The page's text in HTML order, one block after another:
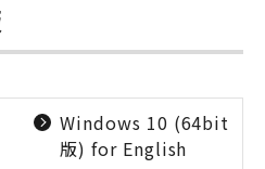
Windows 10 (64bit
版) for English